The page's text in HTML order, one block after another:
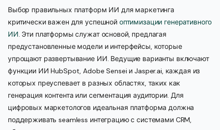
Выбор правильных платформ ИИ для маркетинга
критически важен для успешной оптимизации генеративного
ИИ. Эти платформы служат основой, предлагая
предустановленные модели и интерфейсы, которые
упрощают развертывание ИИ. Ведущие варианты включают
функции ИИ HubSpot, Adobe Sensei и Jasper.ai, каждая из
которых преуспевает в разных областях, таких как
генерация контента или сегментация аудитории. Для
цифровых маркетологов идеальная платформа должна
поддерживать seamless интеграцию с системами CRM,